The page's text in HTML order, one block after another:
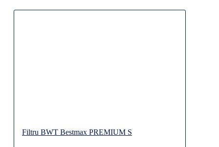
Filtru BWT Bestmax PREMIUM S